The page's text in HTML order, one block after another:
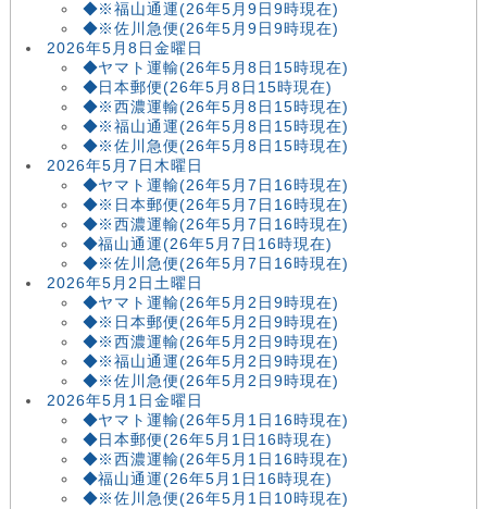
◆※福山通運(26年5月9日9時現在)
◆※佐川急便(26年5月9日9時現在)
2026年5月8日金曜日
◆ヤマト運輸(26年5月8日15時現在)
◆日本郵便(26年5月8日15時現在)
◆※西濃運輸(26年5月8日15時現在)
◆※福山通運(26年5月8日15時現在)
◆※佐川急便(26年5月8日15時現在)
2026年5月7日木曜日
◆ヤマト運輸(26年5月7日16時現在)
◆※日本郵便(26年5月7日16時現在)
◆※西濃運輸(26年5月7日16時現在)
◆福山通運(26年5月7日16時現在)
◆※佐川急便(26年5月7日16時現在)
2026年5月2日土曜日
◆ヤマト運輸(26年5月2日9時現在)
◆※日本郵便(26年5月2日9時現在)
◆※西濃運輸(26年5月2日9時現在)
◆※福山通運(26年5月2日9時現在)
◆※佐川急便(26年5月2日9時現在)
2026年5月1日金曜日
◆ヤマト運輸(26年5月1日16時現在)
◆日本郵便(26年5月1日16時現在)
◆※西濃運輸(26年5月1日16時現在)
◆福山通運(26年5月1日16時現在)
◆※佐川急便(26年5月1日10時現在)